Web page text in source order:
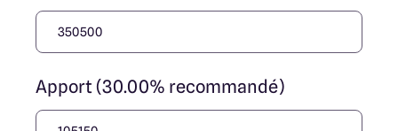
Apport (30.00% recommandé)